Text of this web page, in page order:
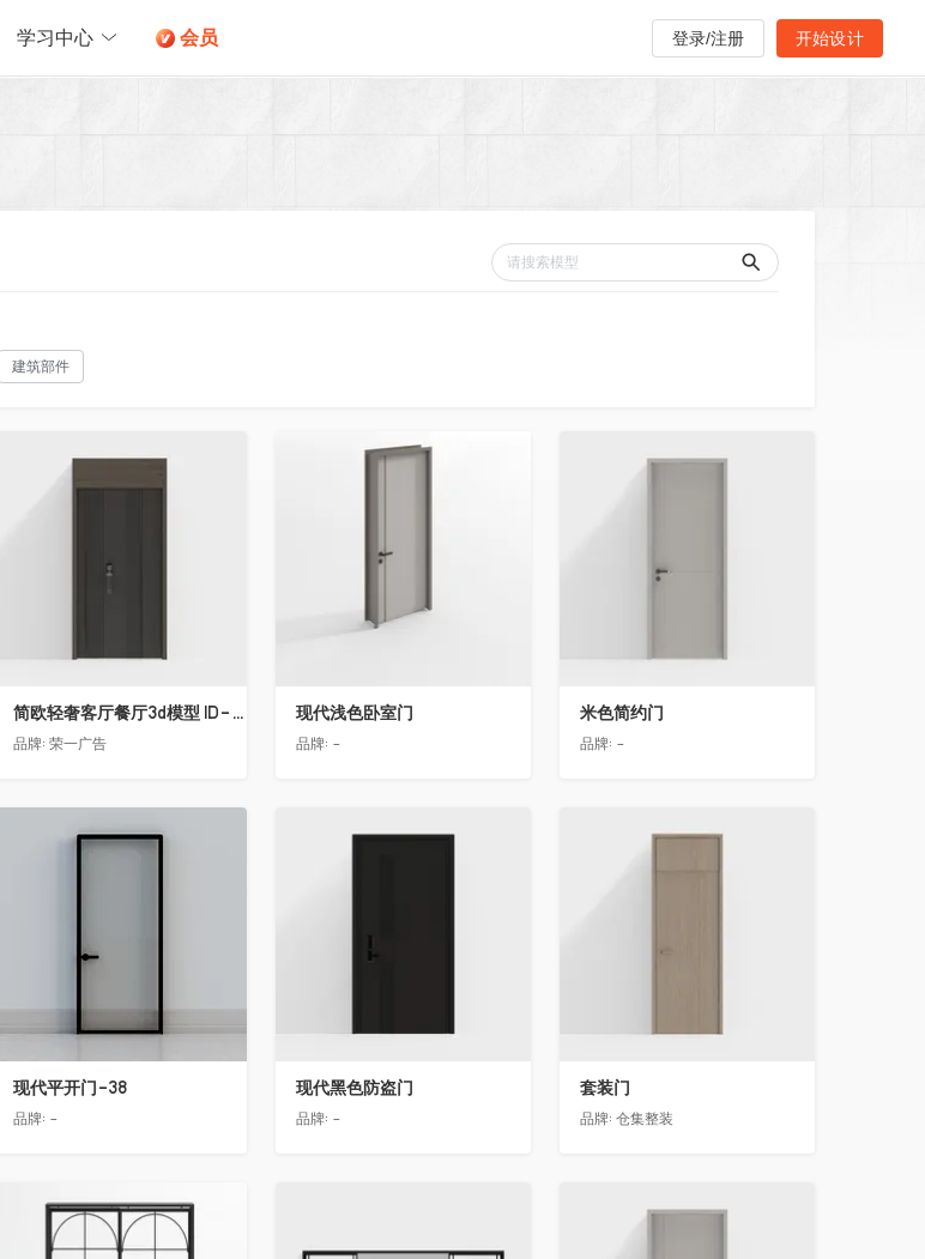
学习中心 会员 登录/注册 开始设计
建筑部件
收藏
简欧轻奢客厅餐厅3d模型 ID-11490558入户门2
品牌: 荣一广告
现代浅色卧室门
品牌: -
米色简约门
品牌: -
收藏
现代平开门-38
品牌: -
收藏
现代黑色防盗门
品牌: -
套装门
品牌:仓集整装
收藏